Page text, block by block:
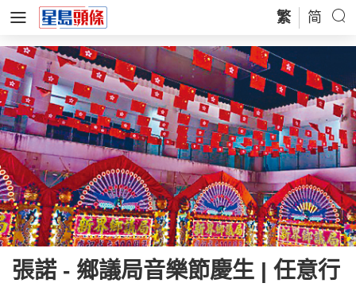
繁 简
張諾 - 鄉議局音樂節慶生 | 任意行